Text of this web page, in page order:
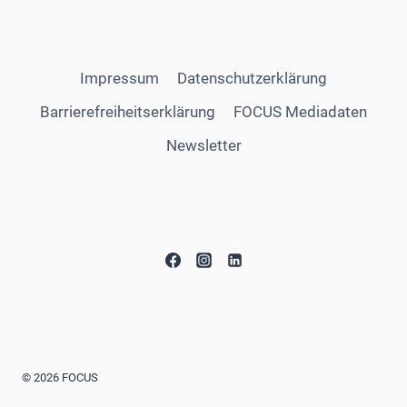
Impressum
Datenschutzerklärung
Barrierefreiheitserklärung
FOCUS Mediadaten
Newsletter
© 2026 FOCUS